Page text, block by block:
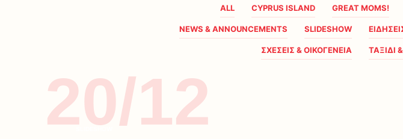
ALL CYPRUS ISLAND GREAT MOMS!
NEWS & ANNOUNCEMENTS SLIDESHOW
ΣΧΕΣΕΙΣ & ΟΙΚΟΓΕΝΕΙΑ ΤΑΞΙΔΙ
20/12